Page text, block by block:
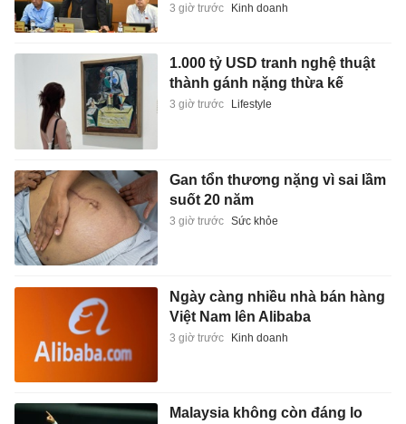
3 giờ trước Kinh doanh
1.000 tỷ USD tranh nghệ thuật
thành gánh nặng thừa kế
3 giờ trước Lifestyle
Gan tổn thương nặng vì sai lầm
suốt 20 năm
3 giờ trước Sức khỏe
Ngày càng nhiều nhà bán hàng
Việt Nam lên Alibaba
3 giờ trước Kinh doanh
Malaysia không còn đáng lo